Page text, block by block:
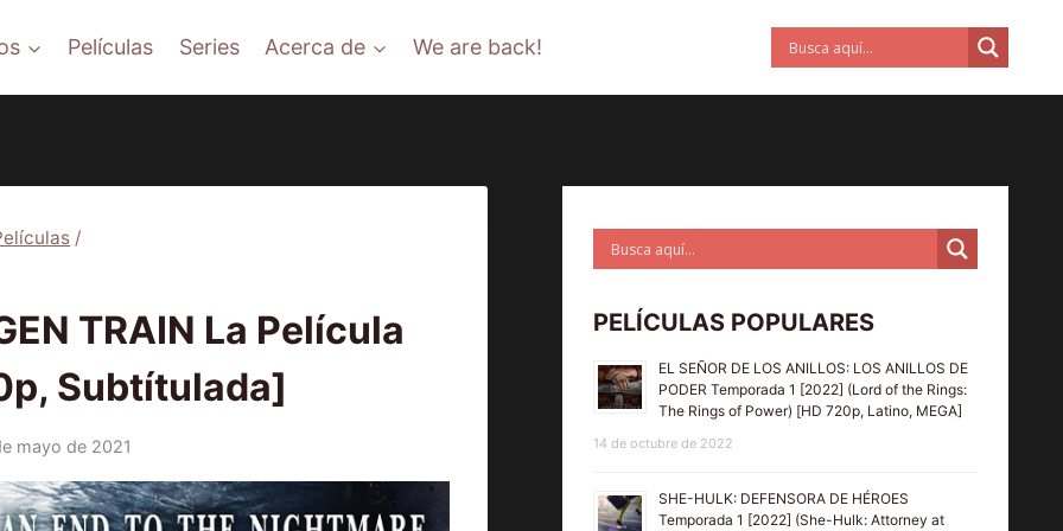
Películas Series Acerca de We are back!
/
TRAIN La Película
Subtítulada]
mayo de 2021
PELÍCULAS POPULARES
EL SEÑOR DE LOS ANILLOS: LOS ANILLOS DE
PODER Temporada 1 [2022] (Lord of the Rings:
The Rings of Power) [HD 720p, Latino, MEGA]
14 de octubre de 2022
SHE-HULK: DEFENSORA DE HÉROES
Temporada 1 [2022] (She-Hulk: Attorney at